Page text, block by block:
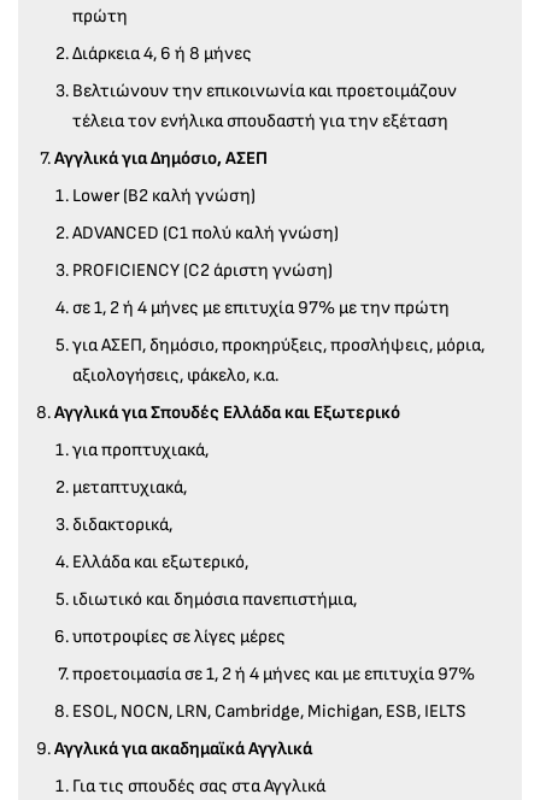
πρώτη
Διάρκεια 4, 6 ή 8 μήνες
Βελτιώνουν την επικοινωνία και προετοιμάζουν
τέλεια τον ενήλικα σπουδαστή για την εξέταση
Αγγλικά για Δημόσιο, ΑΣΕΠ
Lower (B2 καλή γνώση)
ADVANCED (C1 πολύ καλή γνώση)
PROFICIENCY (C2 άριστη γνώση)
σε 1, 2 ή 4 μήνες με επιτυχία 97% με την πρώτη
για ΑΣΕΠ, δημόσιο, προκηρύξεις, προσλήψεις, μόρια,
αξιολογήσεις, φάκελο, κ.α.
Αγγλικά για Σπουδές Ελλάδα και Εξωτερικό
για προπτυχιακά,
μεταπτυχιακά,
διδακτορικά,
Ελλάδα και εξωτερικό,
ιδιωτικό και δημόσια πανεπιστήμια,
υποτροφίες σε λίγες μέρες
προετοιμασία σε 1, 2 ή 4 μήνες και με επιτυχία 97%
ESOL, NOCN, LRN, Cambridge, Michigan, ESB, IELTS
Αγγλικά για ακαδημαϊκά Αγγλικά
Για τις σπουδές σας στα Αγγλικά